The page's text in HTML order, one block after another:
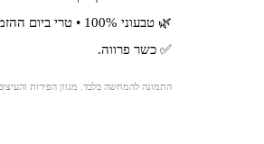
🌿 טבעוני 100% • טרי ביום ההזמנה • מוכן להגשה.
✅ כשר פרווה.
התמונה להמחשה בלבד. מגוון הפירות